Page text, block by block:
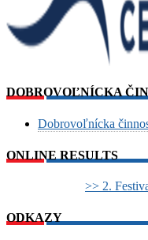
DOBROVOĽNÍCKA
Dobrovoľnícka
ONLINE RESULTS
>> 2.
ODKAZY